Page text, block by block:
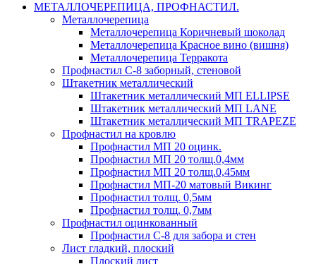
МЕТАЛЛОЧЕРЕПИЦА, ПРОФНАСТИЛ.
Металлочерепица
Металлочерепица Коричневый шоколад
Металлочерепица Красное вино (вишня)
Металлочерепица Терракота
Профнастил С-8 заборный, стеновой
Штакетник металлический
Штакетник металлический МП ELLIPSE
Штакетник металлический МП LАNE
Штакетник металлический МП TRAPEZE
Профнастил на кровлю
Профнастил МП 20 оцинк.
Профнастил МП 20 толщ.0,4мм
Профнастил МП 20 толщ.0,45мм
Профнастил МП-20 матовый Викинг
Профнастил толщ. 0,5мм
Профнастил толщ. 0,7мм
Профнастил оцинкованный
Профнастил С-8 для забора и стен
Лист гладкий, плоский
Плоский лист